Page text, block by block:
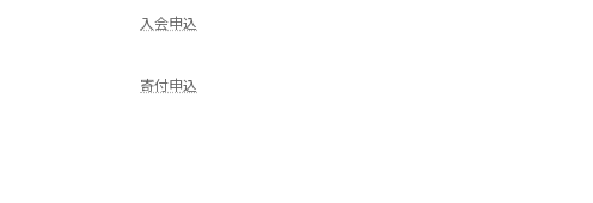
入会申込
寄付申込